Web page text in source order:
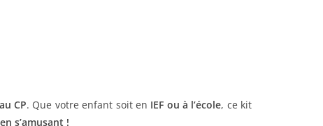
CP. Que votre enfant soit en IEF ou à l’école, ce kit
s’amusant !